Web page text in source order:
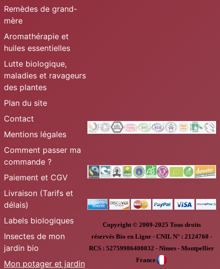
Remèdes de grand-
mère
Aromathérapie et
huiles essentielles
Lutte biologique,
maladies et ravageurs
des plantes
Plan du site
Contact
Mentions légales
Comment passer ma
commande ?
Paiement et CGV
Livraison (Tarifs et
délais)
Labels biologiques
Insectes de mon
jardin bio
Mon potager et jardin
Copyright © 2009-2025 Tous droits
réservésBio en Ligne - CNIL N° : 2124760 -
RCS : 52759986400032 - Nîmes - Montpellier
France